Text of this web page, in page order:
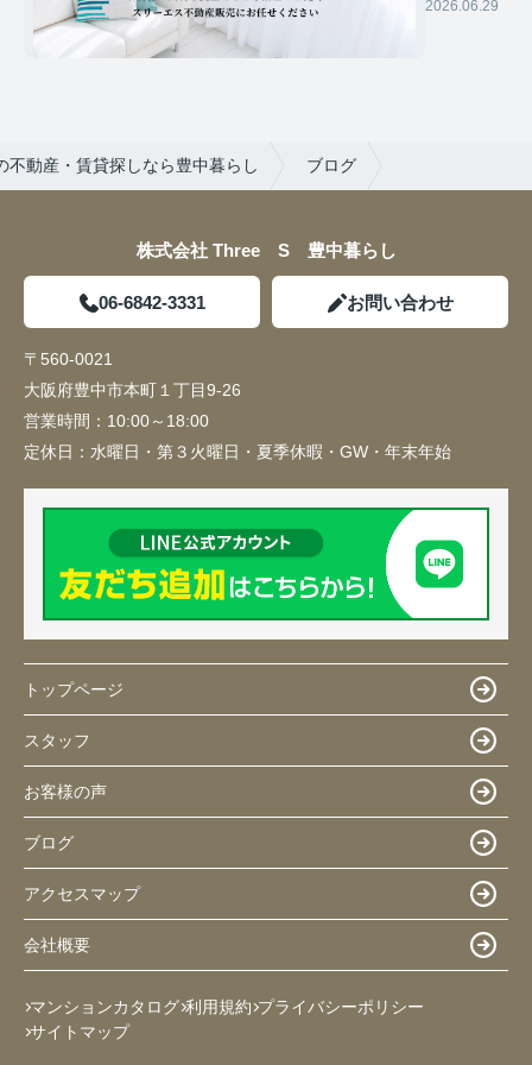
2026.06.29
不動産・賃貸探しなら豊中暮らし ブログ
株式会社 Three S 豊中暮らし
06-6842-3331 お問い合わせ
〒560-0021
大阪府豊中市本町１丁目9-26
営業時間： 10:00～18:00
定休日： 水曜日・第３火曜日・夏季休暇・GW・年末年始
トップページ
スタッフ
お客様の声
ブログ
アクセスマップ
会社概要
マンションカタログ 利用規約 プライバシーポリシー
サイトマップ